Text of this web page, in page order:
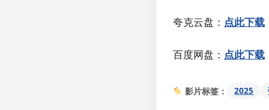
夸克云盘： 点此下载
百度网盘： 点此下载
影片标签： 2025